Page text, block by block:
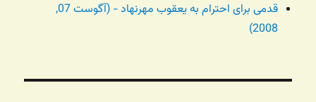
قدمی برای احترام به یعقوب مهرنهاد - (آگوست 07,
2008)